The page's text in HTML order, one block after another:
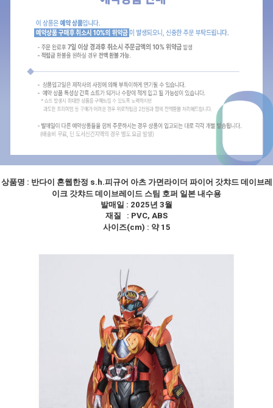
상품명 : 반다이 혼웹한정 s.h.피규어 아츠 가면라이더 파이어 갓챠드 데이브레
이크 갓챠드 데이브레이드 스팀 호퍼 일본 내수용
발매일 : 2025년 3월
재질 : PVC, ABS
사이즈(cm) : 약 15